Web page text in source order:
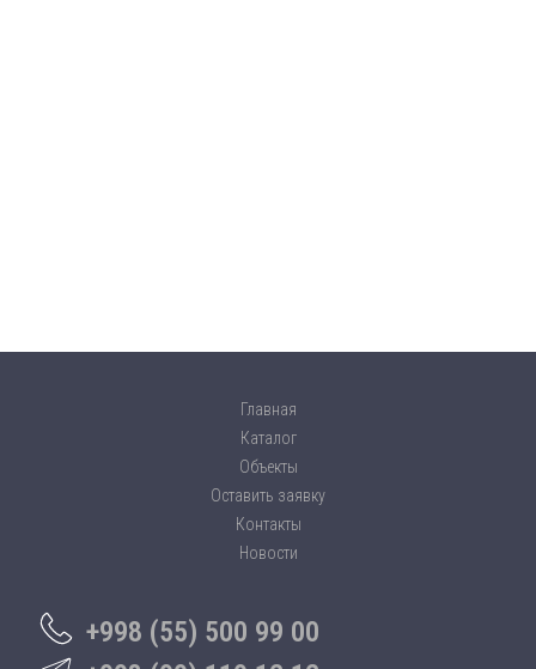
Главная
Каталог
Объекты
Оставить заявку
Контакты
Новости
+998 (55) 500 99 00